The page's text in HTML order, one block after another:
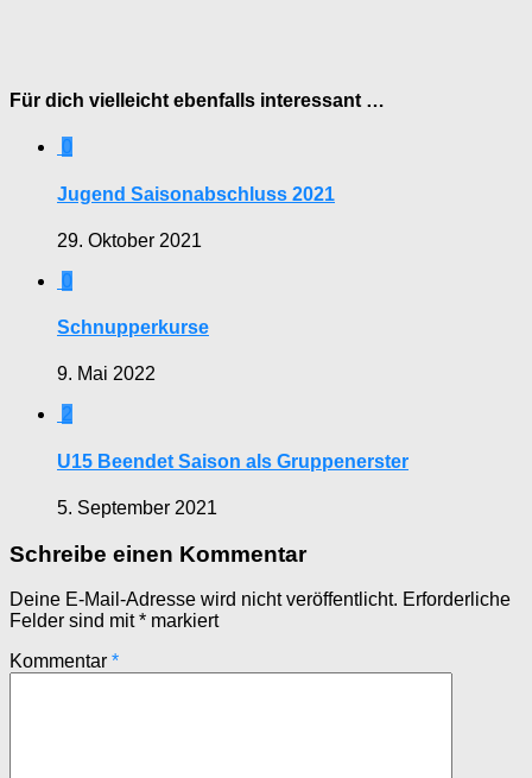
Für dich vielleicht ebenfalls interessant …
0
Jugend Saisonabschluss 2021
29. Oktober 2021
0
Schnupperkurse
9. Mai 2022
2
U15 Beendet Saison als Gruppenerster
5. September 2021
Schreibe einen Kommentar
Deine E-Mail-Adresse wird nicht veröffentlicht. Erforderliche
Felder sind mit* markiert
Kommentar *